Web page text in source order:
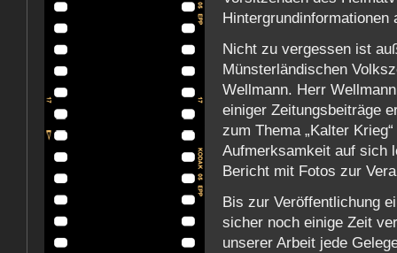
Hintergrundinformationen
Nicht zu vergessen ist
Münsterländischen
Wellmann. Herr
einiger Zeitungsbeiträge
zum Thema „Kalter
Aufmerksamkeit auf sich
Bericht mit Fotos zur
Bis zur Veröffentlichung
sicher noch einige Zeit
unserer Arbeit jede